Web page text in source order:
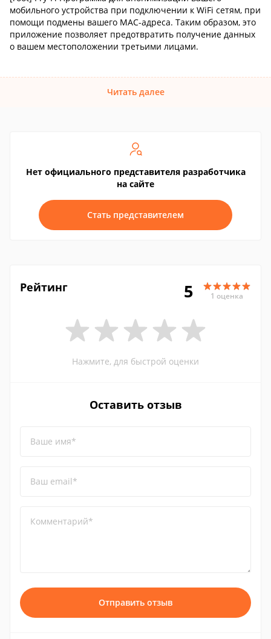
мобильного устройства при подключении к WiFi сетям, при
помощи подмены вашего MAC-адреса. Таким образом, это
приложение позволяет предотвратить получение данных
о вашем местоположении третьими лицами.
Читать далее
Нет официального представителя разработчика
на сайте
Стать представителем
Рейтинг 5 1 оценка
Нажмите, для быстрой оценки
Оставить отзыв
Ваше имя*
Ваш email*
Комментарий*
Отправить отзыв